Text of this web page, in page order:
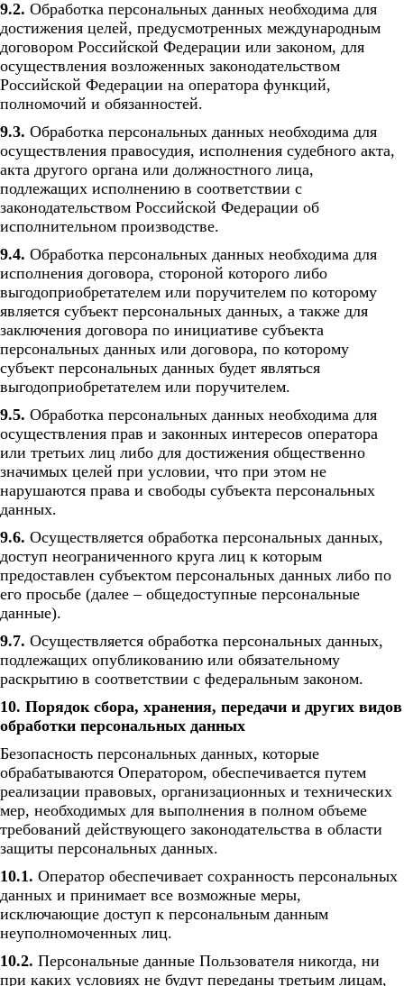
9.2. Обработка персональных данных необходима для
достижения целей, предусмотренных международным
договором Российской Федерации или законом, для
осуществления возложенных законодательством
Российской Федерации на оператора функций,
полномочий и обязанностей.
9.3. Обработка персональных данных необходима для
осуществления правосудия, исполнения судебного акта,
акта другого органа или должностного лица,
подлежащих исполнению в соответствии с
законодательством Российской Федерации об
исполнительном производстве.
9.4. Обработка персональных данных необходима для
исполнения договора, стороной которого либо
выгодоприобретателем или поручителем по которому
является субъект персональных данных, а также для
заключения договора по инициативе субъекта
персональных данных или договора, по которому
субъект персональных данных будет являться
выгодоприобретателем или поручителем.
9.5. Обработка персональных данных необходима для
осуществления прав и законных интересов оператора
или третьих лиц либо для достижения общественно
значимых целей при условии, что при этом не
нарушаются права и свободы субъекта персональных
данных.
9.6. Осуществляется обработка персональных данных,
доступ неограниченного круга лиц к которым
предоставлен субъектом персональных данных либо по
его просьбе (далее – общедоступные персональные
данные).
9.7. Осуществляется обработка персональных данных,
подлежащих опубликованию или обязательному
раскрытию в соответствии с федеральным законом.
10. Порядок сбора, хранения, передачи и других видов
обработки персональных данных
Безопасность персональных данных, которые
обрабатываются Оператором, обеспечивается путем
реализации правовых, организационных и технических
мер, необходимых для выполнения в полном объеме
требований действующего законодательства в области
защиты персональных данных.
10.1. Оператор обеспечивает сохранность персональных
данных и принимает все возможные меры,
исключающие доступ к персональным данным
неуполномоченных лиц.
10.2. Персональные данные Пользователя никогда, ни
при каких условиях не будут переданы третьим лицам,